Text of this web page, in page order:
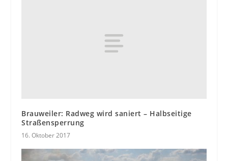
Brauweiler: Radweg wird saniert – Halbseitige
Straßensperrung
16. Oktober 2017